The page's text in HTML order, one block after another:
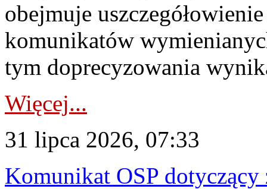
obejmuje
komunikatów
tym doprecyzowania
Więcej...
31 lipca 2026, 07:33
Komunikat OSP dotyczący